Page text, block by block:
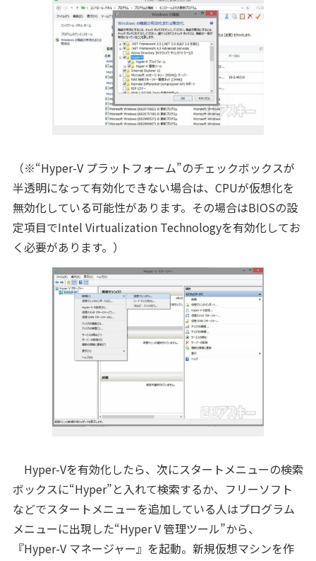
（※“Hyper-V プラットフォーム”のチェックボックスが
半透明になって有効化できない場合は、CPUが仮想化を
無効化している可能性があります。その場合はBIOSの設
定項目でIntel Virtualization Technologyを有効化してお
く必要があります。）
Hyper-Vを有効化したら、次にスタートメニューの検索
ボックスに“Hyper”と入れて検索するか、フリーソフト
などでスタートメニューを追加している人はプログラム
メニューに出現した“Hyper V 管理ツール”から、
『Hyper-V マネージャー』を起動。新規仮想マシンを作